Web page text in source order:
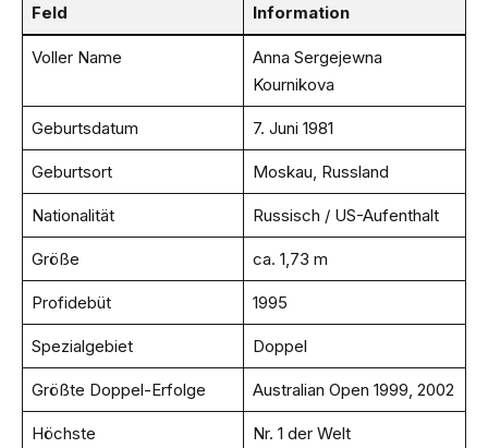
Feld Information
Voller Name
Anna Sergejewna
Kournikova
Geburtsdatum 7. Juni 1981
Geburtsort Moskau, Russland
Nationalität Russisch / US-Aufenthalt
Größe ca. 1,73 m
Profidebüt 1995
Spezialgebiet Doppel
Größte Doppel-Erfolge Australian Open 1999, 2002
Höchste
Nr. 1 der Welt